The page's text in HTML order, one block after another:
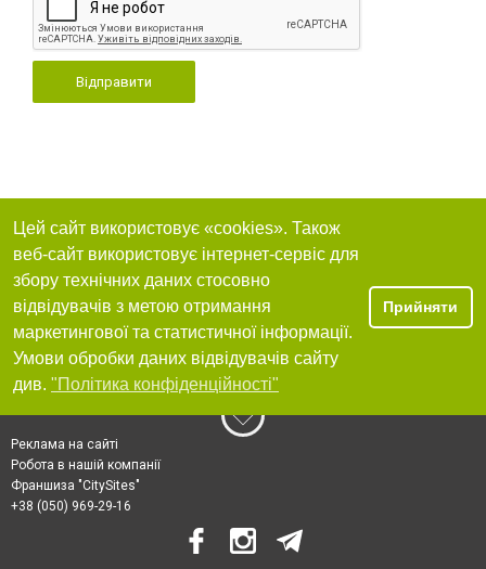
Відправити
Цей сайт використовує «cookies». Також
веб-сайт використовує інтернет-сервіс для
збору технічних даних стосовно
відвідувачів з метою отримання
маркетингової та статистичної інформації.
Умови обробки даних відвідувачів сайту
див. "Політика конфіденційності"
Прийняти
Реклама на сайті
Робота в нашій компанії
Франшиза "CitySites"
+38 (050) 969-29-16